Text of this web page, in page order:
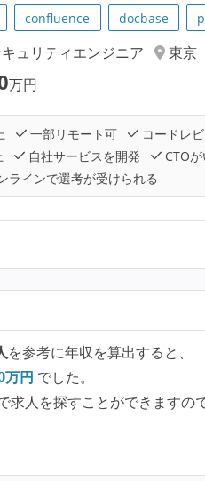
confluence docbase
ュリティエンジニア
東京
万円
一部リモート可 コードレ
自社サービスを開発 CTO
ラインで選考が受けられる
を参考に年収を算出すると、
万円 でした。
求人を探すことができますの